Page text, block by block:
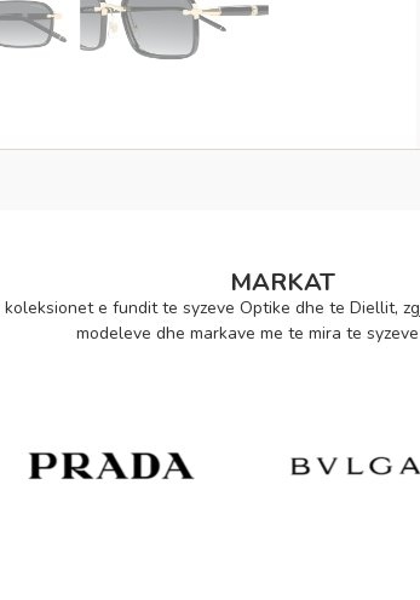
MARKAT
koleksionet e fundit te syzeve Optike dhe te Diellit,
modeleve dhe markave me te mira te